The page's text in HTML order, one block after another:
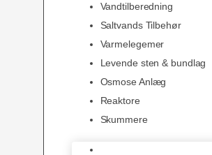
Vandtilberedning
Saltvands Tilbehør
Varmelegemer
Levende sten & bundlag
Osmose Anlæg
Reaktore
Skummere